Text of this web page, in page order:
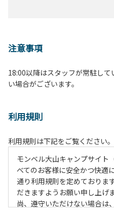
注意事項
18:00以降はスタッフが常駐し
い場合がございます。
利用規則
利用規則は下記をご覧ください。
モンベル大山キャンプサイト
べてのお客様に安全かつ快適
通り利用規則を定めておりま
だきますようお願い申し上げま
尚、遵守いただけない場合は